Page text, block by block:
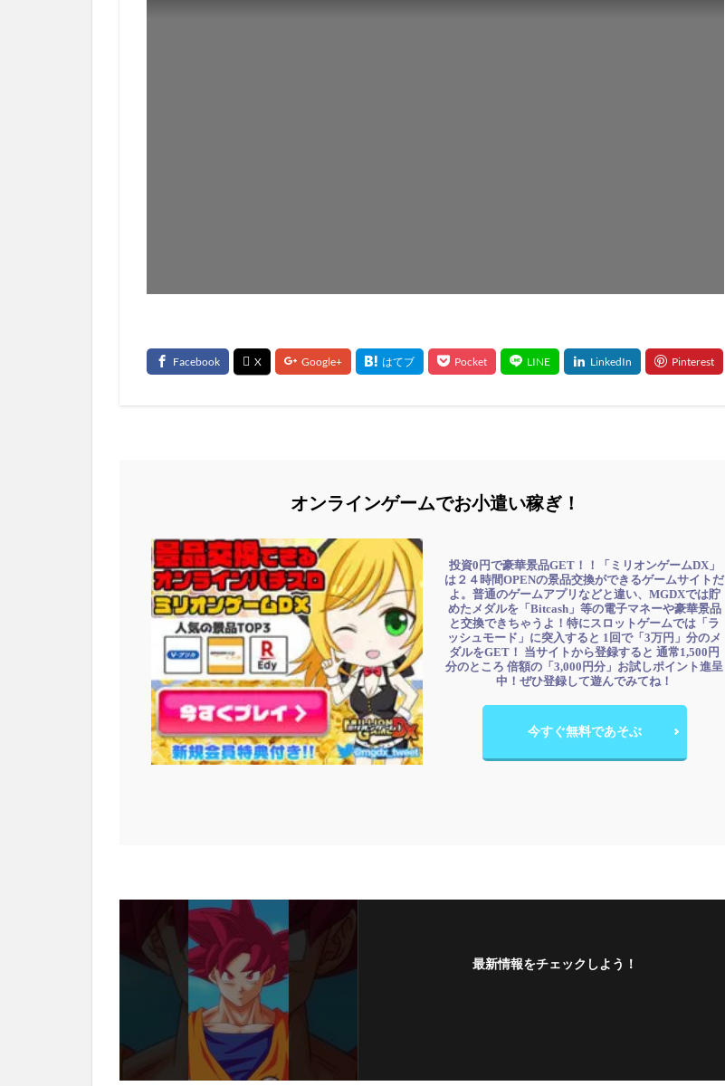
オンラインゲームでお小遣い稼ぎ！
投資0円で豪華景品GET！！「ミリオンゲームDX」
は２４時間OPENの景品交換ができるゲームサイトだ
よ。普通のゲームアプリなどと違い、MGDXでは貯
めたメダルを「Bitcash」等の電子マネーや豪華景品
と交換できちゃうよ！特にスロットゲームでは「ラ
ッシュモード」に突入すると 1回で「3万円」分のメ
ダルをGET！ 当サイトから登録すると 通常1,500円
分のところ 倍額の「3,000円分」お試しポイント進呈
中！ぜひ登録して遊んでみてね！
今すぐ無料であそぶ
最新情報をチェックしよう！